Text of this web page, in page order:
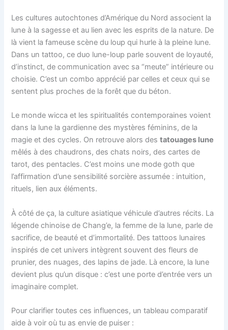
Les cultures autochtones d’Amérique du Nord associent la
lune à la sagesse et au lien avec les esprits de la nature. De
là vient la fameuse scène du loup qui hurle à la pleine lune.
Dans un tattoo, ce duo lune-loup parle souvent de loyauté,
d’instinct, de communication avec sa “meute” intérieure ou
choisie. C’est un combo apprécié par celles et ceux qui se
sentent plus proches de la forêt que du béton.
Le monde wicca et les spiritualités contemporaines voient
dans la lune la gardienne des mystères féminins, de la
magie et des cycles. On retrouve alors destatouages lune
mêlés à des chaudrons, des chats noirs, des cartes de
tarot, des pentacles. C’est moins une mode goth que
l’affirmation d’une sensibilité sorcière assumée : intuition,
rituels, lien aux éléments.
À côté de ça, la culture asiatique véhicule d’autres récits. La
légende chinoise de Chang’e, la femme de la lune, parle de
sacrifice, de beauté et d’immortalité. Des tattoos lunaires
inspirés de cet univers intègrent souvent des fleurs de
prunier, des nuages, des lapins de jade. Là encore, la lune
devient plus qu’un disque : c’est une porte d’entrée vers un
imaginaire complet.
Pour clarifier toutes ces influences, un tableau comparatif
aide à voir où tu as envie de puiser :